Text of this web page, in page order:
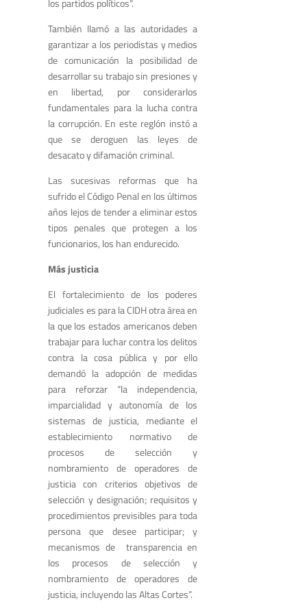
los partidos políticos”.
También llamó a las autoridades a
garantizar a los periodistas y medios
de comunicación la posibilidad de
desarrollar su trabajo sin presiones y
en libertad, por considerarlos
fundamentales para la lucha contra
la corrupción. En este reglón instó a
que se deroguen las leyes de
desacato y difamación criminal.
Las sucesivas reformas que ha
sufrido el Código Penal en los últimos
años lejos de tender a eliminar estos
tipos penales que protegen a los
funcionarios, los han endurecido.
Más justicia
El fortalecimiento de los poderes
judiciales es para la CIDH otra área en
la que los estados americanos deben
trabajar para luchar contra los delitos
contra la cosa pública y por ello
demandó la adopción de medidas
para reforzar “la independencia,
imparcialidad y autonomía de los
sistemas de justicia, mediante el
establecimiento normativo de
procesos de selección y
nombramiento de operadores de
justicia con criterios objetivos de
selección y designación; requisitos y
procedimientos previsibles para toda
persona que desee participar; y
mecanismos de transparencia en
los procesos de selección y
nombramiento de operadores de
justicia, incluyendo las Altas Cortes”.